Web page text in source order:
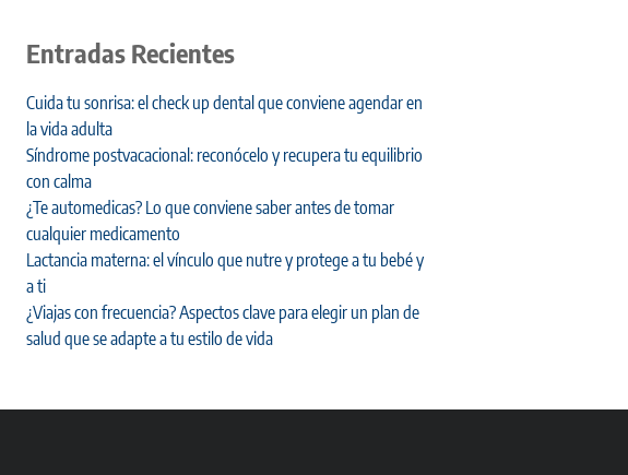
Entradas Recientes
Cuida tu sonrisa: el check up dental que conviene agendar en
la vida adulta
Síndrome postvacacional: reconócelo y recupera tu equilibrio
con calma
¿Te automedicas? Lo que conviene saber antes de tomar
cualquier medicamento
Lactancia materna: el vínculo que nutre y protege a tu bebé y
a ti
¿Viajas con frecuencia? Aspectos clave para elegir un plan de
salud que se adapte a tu estilo de vida